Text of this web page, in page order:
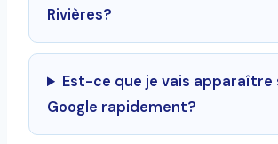
Rivières?
Est-ce que je vais apparaître
Google rapidement?